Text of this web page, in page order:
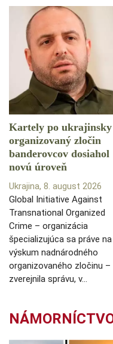
Kartely po ukrajinsky
organizovaný zločin
banderovcov dosiahol
novú úroveň
Ukrajina, 8. august 2026
Global Initiative Against
Transnational Organized
Crime – organizácia
špecializujúca sa práve na
výskum nadnárodného
organizovaného zločinu –
zverejnila správu, v…